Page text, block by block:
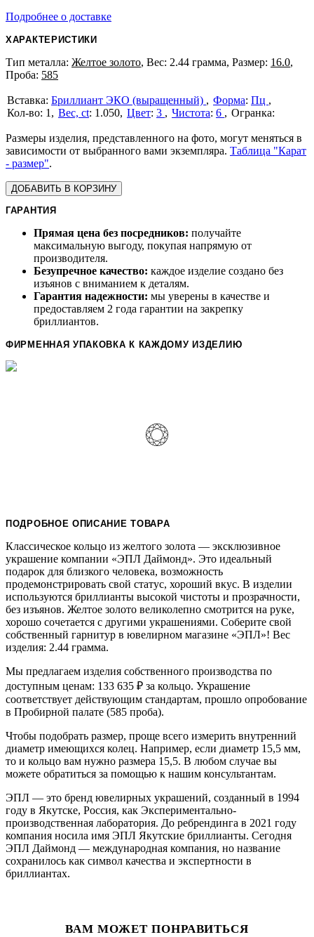
Подробнее о доставке
ХАРАКТЕРИСТИКИ
Тип металла: Желтое золото, Вес: 2.44 грамма, Размер: 16.0,
Проба: 585
Бриллиант ЭКО (выращенный) Форма: Пц
1
Вес, ct: 1.050 Цвет: 3 Чистота: 6
Размеры изделия, представленного на фото, могут меняться в
зависимости от выбранного вами экземпляра. Таблица "Карат
- размер".
ДОБАВИТЬ В КОРЗИНУ
ГАРАНТИЯ
Прямая цена без посредников: получайте
максимальную выгоду, покупая напрямую от
производителя.
Безупречное качество: каждое изделие создано без
изъянов с вниманием к деталям.
Гарантия надежности: мы уверены в качестве и
предоставляем 2 года гарантии на закрепку
бриллиантов.
ФИРМЕННАЯ УПАКОВКА К КАЖДОМУ ИЗДЕЛИЮ
ПОДРОБНОЕ ОПИСАНИЕ ТОВАРА
Классическое кольцо из желтого золота — эксклюзивное
украшение компании «ЭПЛ Даймонд». Это идеальный
подарок для близкого человека, возможность
продемонстрировать свой статус, хороший вкус. В изделии
используются бриллианты высокой чистоты и прозрачности,
без изъянов. Желтое золото великолепно смотрится на руке,
хорошо сочетается с другими украшениями. Соберите свой
собственный гарнитур в ювелирном магазине «ЭПЛ»! Вес
изделия: 2.44 грамма.
Мы предлагаем изделия собственного производства по
доступным ценам: 133 635 ₽ за кольцо. Украшение
соответствует действующим стандартам, прошло опробование
в Пробирной палате (585 проба).
Чтобы подобрать размер, проще всего измерить внутренний
диаметр имеющихся колец. Например, если диаметр 15,5 мм,
то и кольцо вам нужно размера 15,5. В любом случае вы
можете обратиться за помощью к нашим консультантам.
ЭПЛ — это бренд ювелирных украшений, созданный в 1994
году в Якутске, Россия, как Экспериментально-
производственная лаборатория. До ребрендинга в 2021 году
компания носила имя ЭПЛ Якутские бриллианты. Сегодня
ЭПЛ Даймонд — международная компания, но название
сохранилось как символ качества и экспертности в
бриллиантах.
ВАМ МОЖЕТ ПОНРАВИТЬСЯ